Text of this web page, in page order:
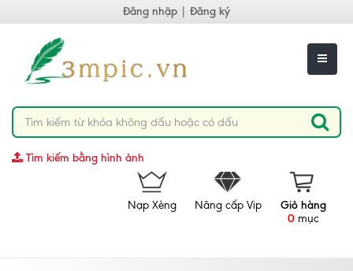
Đăng nhập Đăng ký
Tìm kiếm bằng hình ảnh
Giỏ hàng
0 mục
Nâng cấp Vip
Nạp Xèng